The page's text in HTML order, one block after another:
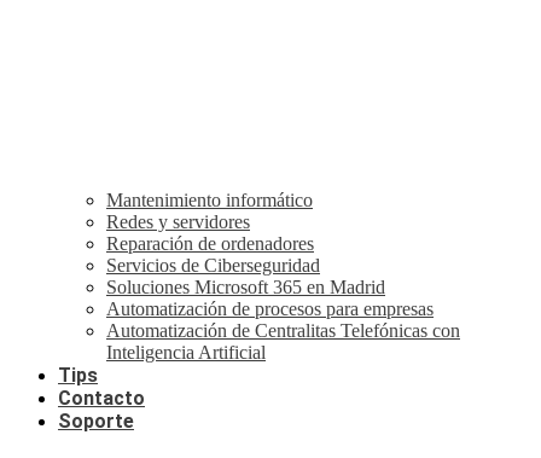
Mantenimiento informático
Redes y servidores
Reparación de ordenadores
Servicios de Ciberseguridad
Soluciones Microsoft 365 en Madrid
Automatización de procesos para empresas
Automatización de Centralitas Telefónicas con
Inteligencia Artificial
Tips
Contacto
Soporte